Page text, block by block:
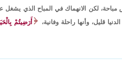
لكن الانهماك في المباح الذي يشغل
قليل، وأنها راحلة وفانية،
أَرَضِيتُمْ